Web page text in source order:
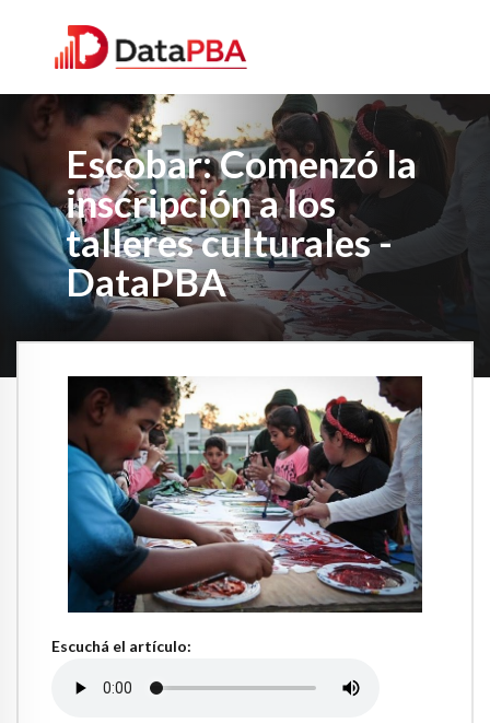
Escobar: Comenzó la
inscripción a los
talleres culturales -
DataPBA
Escuchá el artículo: